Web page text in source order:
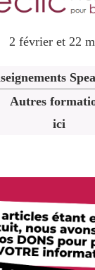
2 février et 22
Autres
ici